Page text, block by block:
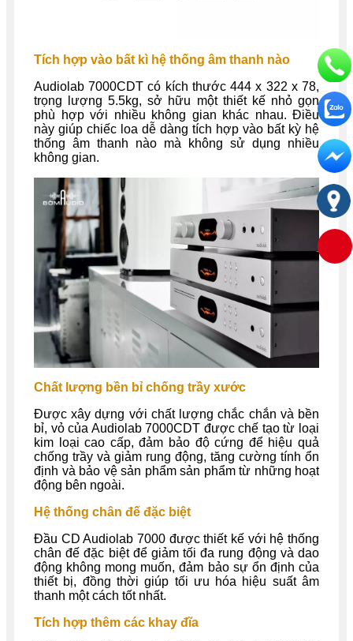
Tích hợp vào bất kì hệ thống âm thanh nào
Audiolab 7000CDT có kích thước 444 x 322 x 78,
trọng lượng 5.5kg, sở hữu một thiết kế nhỏ gọn
phù hợp với nhiều không gian khác nhau. Điều
này giúp chiếc loa dễ dàng tích hợp vào bất kỳ hệ
thống âm thanh nào mà không sử dụng nhiều
không gian.
Chất lượng bền bỉ chống trầy xước
Được xây dựng với chất lượng chắc chắn và bền
bỉ, vỏ của Audiolab 7000CDT được chế tạo từ loại
kim loại cao cấp, đảm bảo độ cứng để hiệu quả
chống trầy và giảm rung động, tăng cường tính ổn
định và bảo vệ sản phẩm sản phẩm từ những hoạt
động bên ngoài.
Hệ thống chân đế đặc biệt
Đầu CD Audiolab 7000 được thiết kế với hệ thống
chân đế đặc biệt để giảm tối đa rung động và dao
động không mong muốn, đảm bảo sự ổn định của
thiết bị, đồng thời giúp tối ưu hóa hiệu suất âm
thanh một cách tốt nhất.
Tích hợp thêm các khay đĩa